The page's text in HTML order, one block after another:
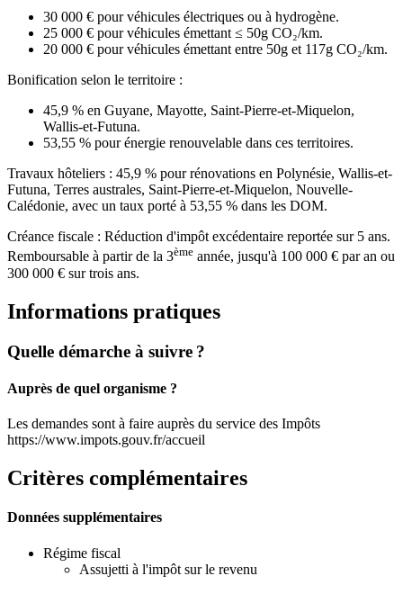
30 000 € pour véhicules électriques ou à hydrogène.
25 000 € pour véhicules émettant ≤ 50g CO₂/km.
20 000 € pour véhicules émettant entre 50g et 117g CO₂/km.
Bonification selon le territoire :
45,9 % en Guyane, Mayotte, Saint-Pierre-et-Miquelon,
Wallis-et-Futuna.
53,55 % pour énergie renouvelable dans ces territoires.
Travaux hôteliers : 45,9 % pour rénovations en Polynésie, Wallis-et-
Futuna, Terres australes, Saint-Pierre-et-Miquelon, Nouvelle-
Calédonie, avec un taux porté à 53,55 % dans les DOM.
Créance fiscale : Réduction d'impôt excédentaire reportée sur 5 ans.
Remboursable à partir de la 3ème année, jusqu'à 100 000 € par an ou
300 000 € sur trois ans.
Informations pratiques
Quelle démarche à suivre ?
Auprès de quel organisme ?
Les demandes sont à faire auprès du service des Impôts
https://www.impots.gouv.fr/accueil
Critères complémentaires
Données supplémentaires
Régime fiscal
Assujetti à l'impôt sur le revenu